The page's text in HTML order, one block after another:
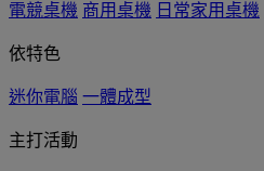
電競桌機 商用桌機 日常家用桌機
依特色
迷你電腦 一體成型
主打活動